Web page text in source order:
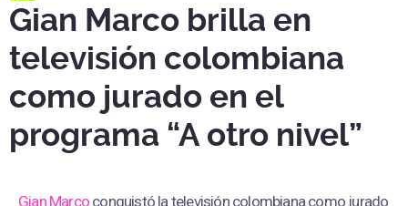
Gian Marco brilla en
televisión colombiana
como jurado en el
programa “A otro nivel”
Gian Marco conquistó la televisión colombiana como jurado